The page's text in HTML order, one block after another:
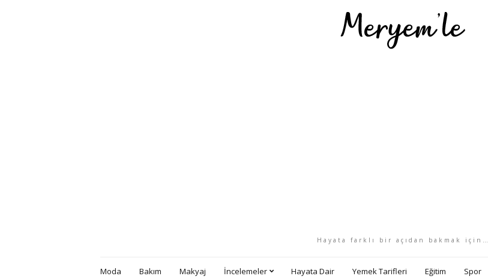
Hayata farklı bir açıdan bakmak için…
Moda Bakım Makyaj İncelemeler Hayata Dair Yemek Tarifleri Eğitim Spor